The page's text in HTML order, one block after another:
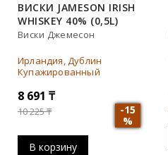
ВИСКИ JAMESON IRISH
WHISKEY 40% (0,5L)
Виски Джемесон
Ирландия, Дублин
Купажированный
8 691 ₸
10 225₸
-15
%
В корзину